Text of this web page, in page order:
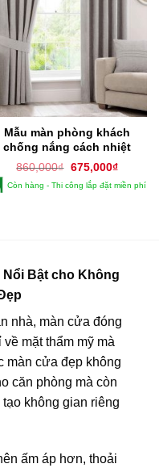
Mẫu màn phòng khách
chống nắng cách nhiệt
860,000₫ Giá
là:
675,000₫Giá
tại
Còn hàng - Thi công lắp đặt miền phí
Nổi Bật cho Không
nhà, màn cửa đóng
mặt thẩm mỹ mà
màn cửa đẹp không
căn phòng mà còn
không gian riêng
ấm áp hơn, thoải